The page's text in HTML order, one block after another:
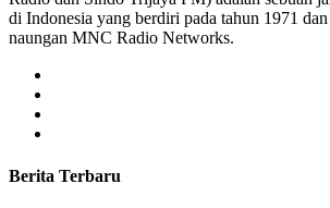
di Indonesia yang berdiri pada tahun 1971
naungan MNC Radio Networks.
Berita Terbaru